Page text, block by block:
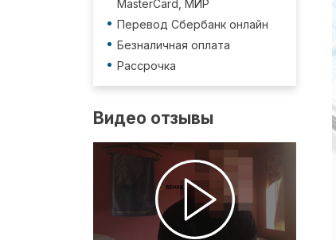
MasterCard, МИР
Перевод Сбербанк онлайн
Безналичная оплата
Рассрочка
Видео отзывы